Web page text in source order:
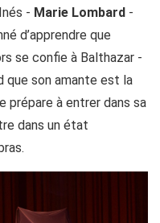
- Marie Lombard -
d’apprendre que
se confie à Balthazar -
que son amante est la
prépare à entrer dans sa
dans un état